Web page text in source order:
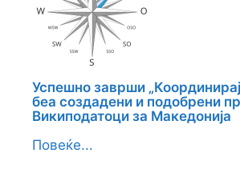
Успешно заврши
беа создадени и подобрени
Википодатоци за Македонија
Повеќе...